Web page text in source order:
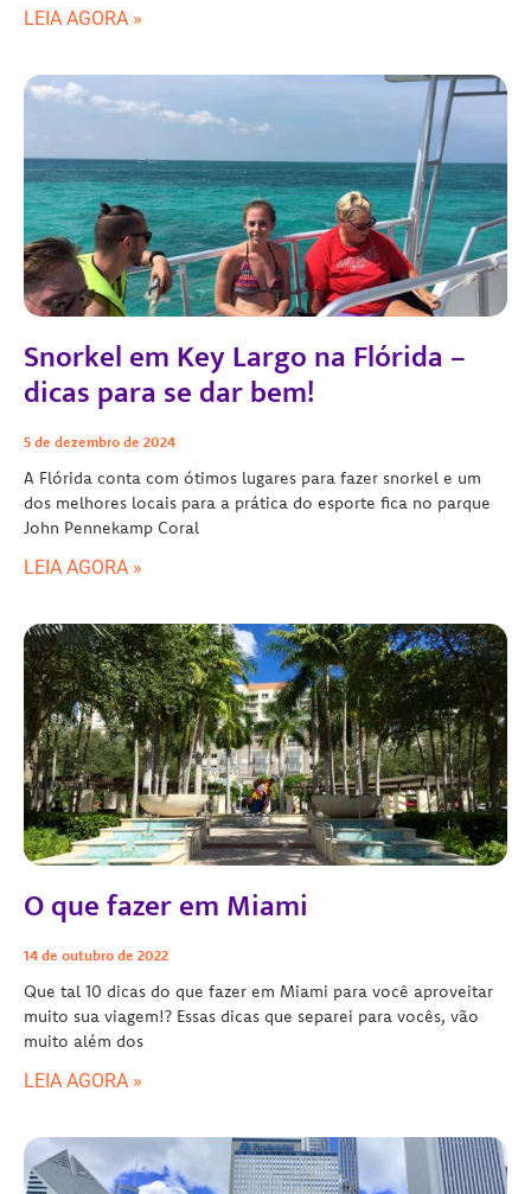
LEIA AGORA »
Snorkel em Key Largo na Flórida –
dicas para se dar bem!
5 de dezembro de 2024
A Flórida conta com ótimos lugares para fazer snorkel e um
dos melhores locais para a prática do esporte fica no parque
John Pennekamp Coral
LEIA AGORA »
O que fazer em Miami
14 de outubro de 2022
Que tal 10 dicas do que fazer em Miami para você aproveitar
muito sua viagem!? Essas dicas que separei para vocês, vão
muito além dos
LEIA AGORA »